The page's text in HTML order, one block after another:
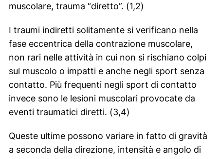
muscolare, trauma “diretto”. (1,2)
I traumi indiretti solitamente si verificano nella
fase eccentrica della contrazione muscolare,
non rari nelle attività in cui non si rischiano colpi
sul muscolo o impatti e anche negli sport senza
contatto. Più frequenti negli sport di contatto
invece sono le lesioni muscolari provocate da
eventi traumatici diretti. (3,4)
Queste ultime possono variare in fatto di gravità
a seconda della direzione, intensità e angolo di